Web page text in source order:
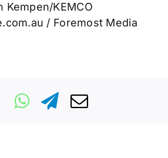
Kempen/KEMCO
/ Foremost Media